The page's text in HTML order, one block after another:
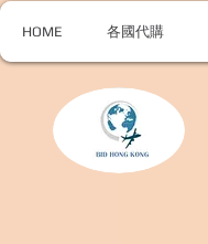
HOME 各國代購